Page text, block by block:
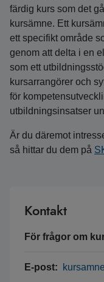
färdig kurs som det
kursämne. Ett
ett specifikt område
genom att delta i en
som ett
kursarrangörer och
för
utbildningsinsatser
Är du däremot
så hittar du dem på
Kontakt
För frågor om
E-post: